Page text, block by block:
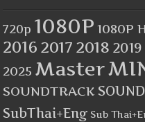
720p 1080P 1080P
2016 2017 2018 2019
2025 Master
SOUNDTRACK
SubThai+Eng Sub